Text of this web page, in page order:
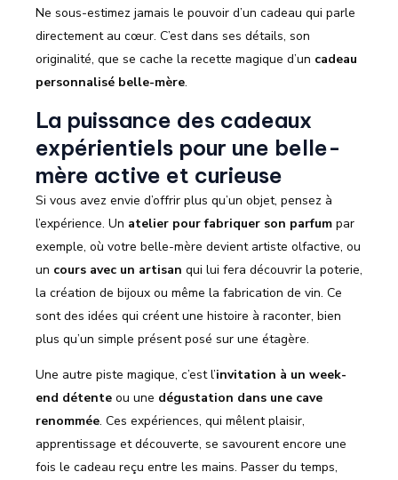
Ne sous-estimez jamais le pouvoir d’un cadeau qui parle
directement au cœur. C’est dans ses détails, son
originalité, que se cache la recette magique d’un cadeau
personnalisé belle-mère.
La puissance des cadeaux
expérientiels pour une belle-
mère active et curieuse
Si vous avez envie d’offrir plus qu’un objet, pensez à
l’expérience. Un atelier pour fabriquer son parfum par
exemple, où votre belle-mère devient artiste olfactive, ou
un cours avec un artisan qui lui fera découvrir la poterie,
la création de bijoux ou même la fabrication de vin. Ce
sont des idées qui créent une histoire à raconter, bien
plus qu’un simple présent posé sur une étagère.
Une autre piste magique, c’est l’invitation à un week-
end détente ou une dégustation dans une cave
renommée. Ces expériences, qui mêlent plaisir,
apprentissage et découverte, se savourent encore une
fois le cadeau reçu entre les mains. Passer du temps,